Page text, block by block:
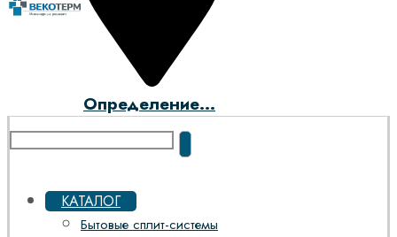
Определение...
КАТАЛОГ
Бытовые сплит-системы